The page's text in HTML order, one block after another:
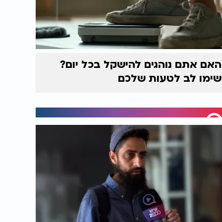
האם אתם נוהגים להישקל בכל יום?
שימו לב לטעות שלכם